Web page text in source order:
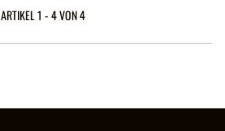
ARTIKEL 1 - 4 VON 4